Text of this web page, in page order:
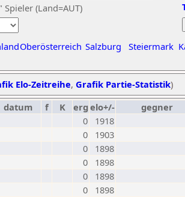
(Land=AUT)
Oberösterreich Salzburg Steiermark
Elo-Zeitreihe, Grafik Partie-Statistik)
datum f K erg elo+/- gegner
0
1918
0
1903
0
1898
0
1898
0
1898
0
1898